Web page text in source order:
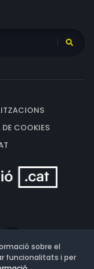
COOKIES
sobre el
funcionalitats i per